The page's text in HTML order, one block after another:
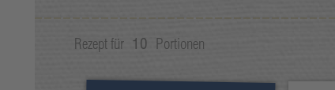
Rezept für 10 Portionen